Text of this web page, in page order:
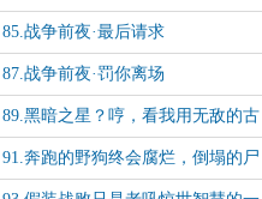
并不重要，忠诚本身才重要
85.战争前夜·最后请求
87.战争前夜·罚你离场
89.黑暗之星？哼，看我用无敌的古
尔丹之颅给你吃下去！
91.奔跑的野狗终会腐烂，倒塌的尸